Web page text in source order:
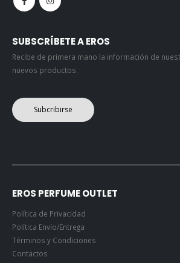
SUBSCRÍBETE A EROS
nuevos productos.
Subcribirse
EROS PERFUME OUTLET
Términos y Condiciones
Contactos